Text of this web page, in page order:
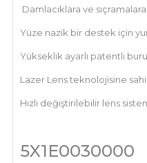
Damlacıklara ve
Yüze nazik bir destek için
Yükseklik ayarlı patentli
Lazer Lens teknolojisine
Hızlı değiştirilebilir lens
5X1E0030000